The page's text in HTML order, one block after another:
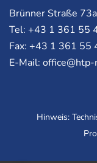
Brünner Straße
Tel: +43 1 361 55
Fax: +43 1 361 55
E-Mail:
Hinweis: